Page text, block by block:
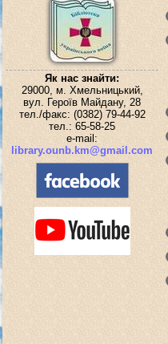
Як нас знайти:
29000, м. Хмельницький,
вул. Героїв Майдану, 28
тел./факс: (0382) 79-44-92
тел.: 65-58-25
e-mail:
library.ounb.km@gmail.com